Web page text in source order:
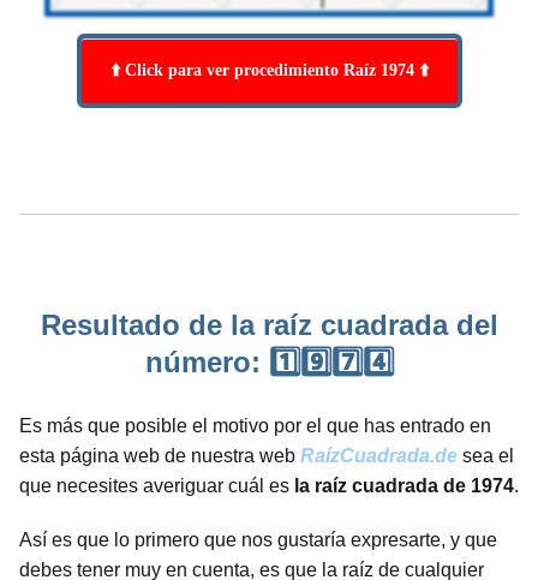
⬆️ Click para ver procedimiento Raíz 1974 ⬆️
Resultado de la raíz cuadrada del
número: 1️⃣9️⃣7️⃣4️⃣
Es más que posible el motivo por el que has entrado en
esta página web de nuestra web RaízCuadrada.de sea el
que necesites averiguar cuál es la raíz cuadrada de 1974.
Así es que lo primero que nos gustaría expresarte, y que
debes tener muy en cuenta, es que la raíz de cualquier